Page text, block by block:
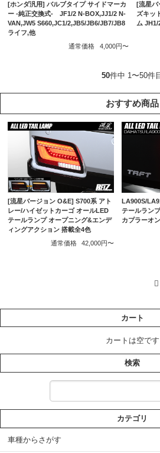
[ホンダ汎用] バルブタイプ サイドマーカ
ー -純正交換式- JF1/2 N-BOX,JJ1/2 N-
VAN,JW5 S660,JC1/2,JB5/JB6/JB7/JB8
ライフ,他
通常価格
4,000円〜
[流星バ
ズキッ
ム
50件中 1〜50件
おすすめ商品
[流星バージョン O&E] S700系 アト
レー/ハイゼットカーゴ オールLED
テールランプ オープニング&エンデ
ィングアクション 搭載全4色
通常価格
42,000円〜
LA900S/
テールラン
カプラーオ
カート
カートは空です
検索
カテゴリ
車種からさがす